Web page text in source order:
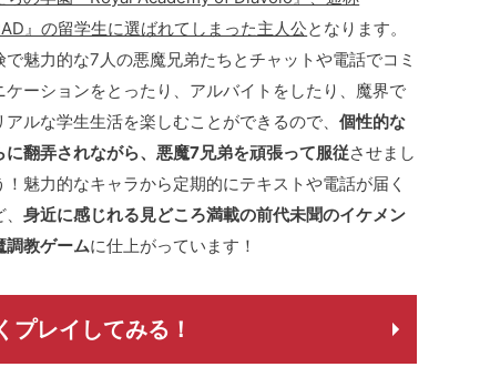
』の留学生に選ばれてしまった主人公となります。
で魅力的な7人の悪魔兄弟たちとチャットや電話でコミ
ケーションをとったり、アルバイトをしたり、魔界で
アルな学生生活を楽しむことができるので、個性的な
に翻弄されながら、悪魔7兄弟を頑張って服従させまし
！魅力的なキャラから定期的にテキストや電話が届く
、身近に感じれる見どころ満載の前代未聞のイケメン
調教ゲームに仕上がっています！
プレイしてみる！